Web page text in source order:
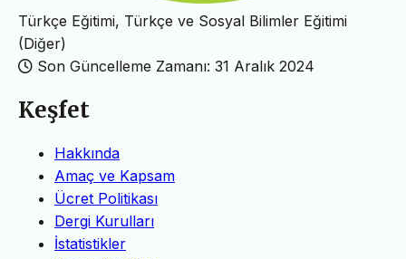
Türkçe Eğitimi, Türkçe ve Sosyal Bilimler Eğitimi
(Diğer)
Son Güncelleme Zamanı: 31 Aralık 2024
Keşfet
Hakkında
Amaç ve Kapsam
Ücret Politikası
Dergi Kurulları
İstatistikler